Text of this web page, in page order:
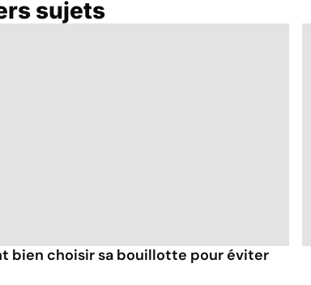
grâcesujets
bien choisir sa bouillotte pour éviter